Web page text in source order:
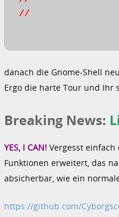
//
danach die Gnome-Shell
Ergo die harte Tour und Ihr
Breaking News:
YES, I CAN! Vergesst
Funktionen erweitert, das
absicherbar, wie ein
https://github.com/